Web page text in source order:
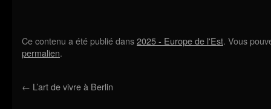
Ce contenu a été publié dans2025 - Europe de l'Est. Vous
permalien.
← L’art de vivre à Berlin